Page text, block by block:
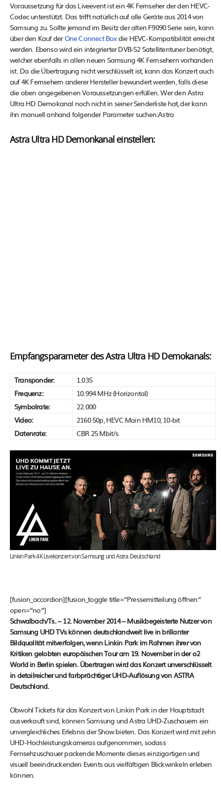
Voraussetzung für das Liveevent ist ein 4K Fernseher der den HEVC-
Codec unterstützt. Das trifft natürlich auf alle Geräte aus 2014 von
Samsung zu. Sollte jemand im Besitz der alten F9090 Serie sein, kann
über den Kauf derOne Connect Boxdie HEVC-Kompatibilität erreicht
werden. Ebenso wird ein integrierter DVB-S2 Satellitentuner benötigt,
welcher ebenfalls in allen neuen Samsung 4K Fernsehern vorhanden
ist. Da die Übertragung nicht verschlüsselt ist, kann das Konzert auch
auf 4K Fernsehern anderer Hersteller bewundert werden, falls diese
die oben angegebenen Voraussetzungen erfüllen. Wer den Astra
Ultra HD Demokanal noch nicht in seiner Senderliste hat, der kann
ihn manuell anhand folgender Parameter suchen:Astra
Astra Ultra HD Demonkanal einstellen:
Empfangsparameter des Astra Ultra HD Demokanals:
Transponder:
1.035
Frequenz:
10.994 MHz (Horizontal)
Symbolrate:
22.000
Video:
2160 50p, HEVC Main HM10, 10-bit
Datenrate:
CBR 25 Mbit/s
Linkin Park 4K Livekonzert von Samsung und Astra Deutschland
[fusion_accordion][fusion_toggle title=“Pressemitteilung öffnen“
open=“no“]
Schwalbach/Ts. – 12. November 2014 – Musikbegeisterte Nutzer von
Samsung UHD TVs können deutschlandweit live in brillanter
Bildqualität mitverfolgen, wenn Linkin Park im Rahmen ihrer von
Kritiken gelobten europäischen Tour am 19. November in der o2
World in Berlin spielen. Übertragen wird das Konzert unverschlüsselt
in detailreicher und farbprächtiger UHD-Auflösung von ASTRA
Deutschland.
Obwohl Tickets für das Konzert von Linkin Park in der Hauptstadt
ausverkauft sind, können Samsung und Astra UHD-Zuschauern ein
unvergleichliches Erlebnis der Show bieten. Das Konzert wird mit zehn
UHD-Hochleistungskameras aufgenommen, sodass
Fernsehzuschauer packende Momente dieses einzigartigen und
visuell beeindruckenden Events aus vielfältigen Blickwinkeln erleben
können.